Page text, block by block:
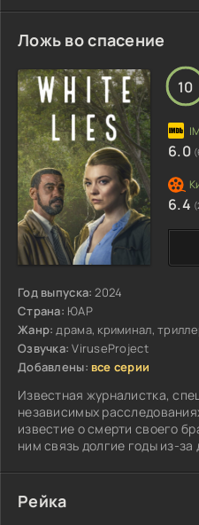
Ложь во спасение
Год выпуска: 2024
Страна: ЮАР
Жанр: драма, криминал,
Озвучка: ViruseProject
Добавлены: все серии
Известная журналистка,
независимых
известие о смерти своего
ним связь долгие годы из-
10
6.0
6.4
Рейка